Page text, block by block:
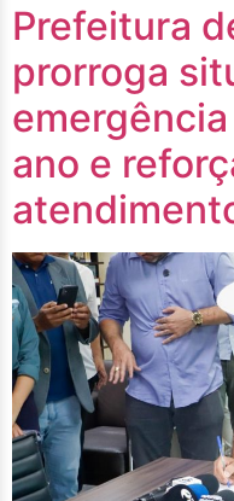
Prefeitura
prorroga
ano e